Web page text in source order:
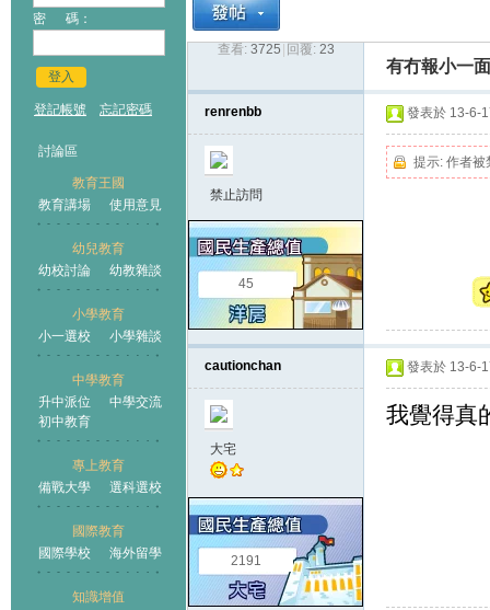
密 碼：
登入
登記帳號 忘記密碼
討論區
教育王國
教育講場
使用意見
幼兒教育
幼校討論
幼教雜談
小學教育
小一選校
小學雜談
中學教育
升中派位
中學交流
初中教育
專上教育
備戰大學
選科選校
國際教育
國際學校
海外留學
知識增值
王國
› ›
查看: 3725 回覆: 23
有冇報小一
renrenbb
禁止訪問
45
發表於 13-6-
提示: 作者被
cautionchan
大宅
2191
發表於 13-6-
我覺得真